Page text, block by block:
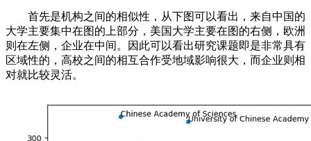
首先是机构之间的相似性，从下图可以看出，来自中国的
大学主要集中在图的上部分，美国大学主要在图的右侧，欧洲
则在左侧，企业在中间。因此可以看出研究课题即是非常具有
区域性的，高校之间的相互合作受地域影响很大，而企业则相
对就比较灵活。